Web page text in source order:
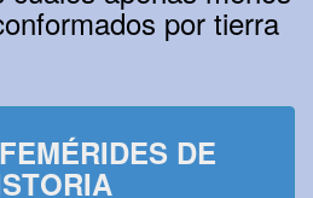
por tierra
DE